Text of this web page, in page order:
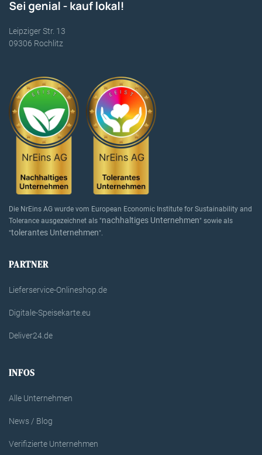
Leipziger Str. 13
09306 Rochlitz
Die NrEins AG wurde vom European Economic Institute for Sustainability and
Tolerance ausgezeichnet als "nachhaltiges Unternehmen" sowie als
"tolerantes Unternehmen".
PARTNER
Lieferservice-Onlineshop.de
Digitale-Speisekarte.eu
Deliver24.de
INFOS
Alle Unternehmen
News / Blog
Verifizierte Unternehmen